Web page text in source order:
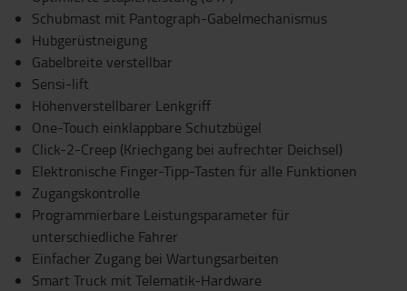
Schubmast mit Pantograph-Gabelmechanismus
Hubgerüstneigung
Gabelbreite verstellbar
Sensi-lift
Höhenverstellbarer Lenkgriff
One-Touch einklappbare Schutzbügel
Click-2-Creep (Kriechgang bei aufrechter Deichsel)
Elektronische Finger-Tipp-Tasten für alle Funktionen
Zugangskontrolle
Programmierbare Leistungsparameter für
unterschiedliche Fahrer
Einfacher Zugang bei Wartungsarbeiten
Smart Truck mit Telematik-Hardware